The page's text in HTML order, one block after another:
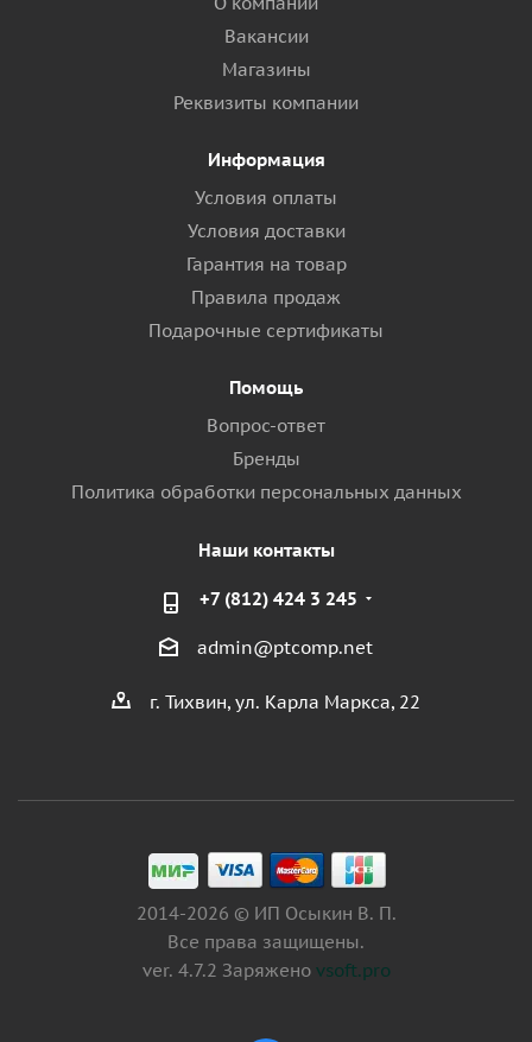
Вакансии
Магазины
Реквизиты компании
Информация
Условия оплаты
Условия доставки
Гарантия на товар
Правила продаж
Подарочные сертификаты
Помощь
Вопрос-ответ
Бренды
Политика обработки персональных данных
Наши контакты
+7 (812) 424 3 245
admin@ptcomp.net
г. Тихвин, ул. Карла Маркса, 22
2014-2026 © ИП Осыкин В. П.
Все права защищены.
ver. 4.7.2 Заряжено vsoft.pro